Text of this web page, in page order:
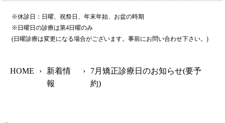
※休診日：日曜、祝祭日、年末年始、お盆の時期
※日曜日の診療は第4日曜のみ
(日曜診療は変更になる場合がございます。事前にお問い合わせ下さい。)
HOME ›
新着情
報
›
7月矯正診療日のお知らせ(要予
約)